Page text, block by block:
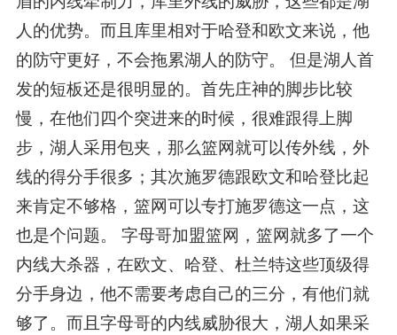
人的优势。而且库里相对于哈登和欧文来说，他
的防守更好，不会拖累湖人的防守。 但是湖人首
发的短板还是很明显的。首先庄神的脚步比较
慢，在他们四个突进来的时候，很难跟得上脚
步，湖人采用包夹，那么篮网就可以传外线，外
线的得分手很多；其次施罗德跟欧文和哈登比起
来肯定不够格，篮网可以专打施罗德这一点，这
也是个问题。 字母哥加盟篮网，篮网就多了一个
内线大杀器，在欧文、哈登、杜兰特这些顶级得
分手身边，他不需要考虑自己的三分，有他们就
够了。而且字母哥的内线威胁很大，湖人如果采